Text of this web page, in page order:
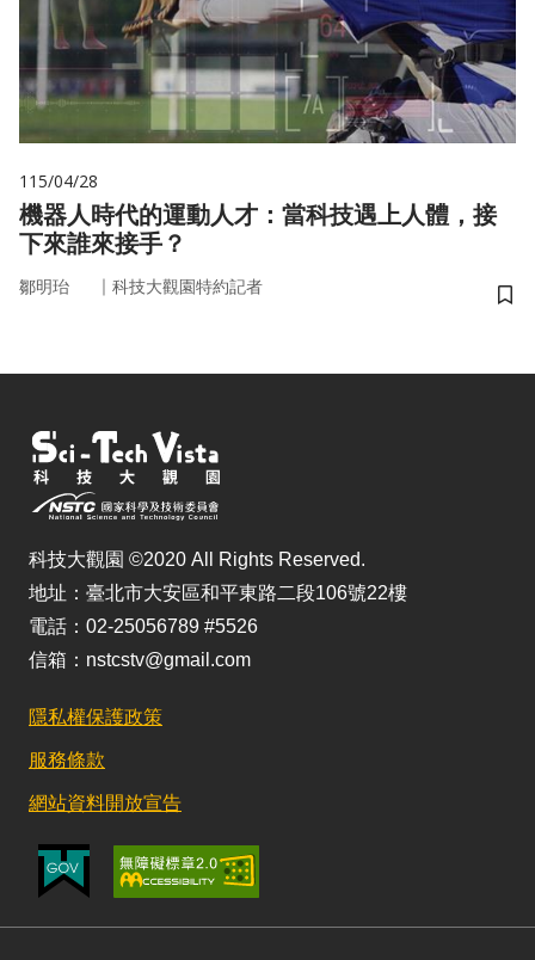
115/04/28
機器人時代的運動人才：當科技遇上人體，接
下來誰來接手？
鄒明珆 ｜ 科技大觀園特約記者
儲
科技大觀園 ©2020 All Rights Reserved.
地址：臺北市大安區和平東路二段106號22樓
電話：02-25056789 #5526
信箱：nstcstv@gmail.com
隱私權保護政策
服務條款
網站資料開放宣告